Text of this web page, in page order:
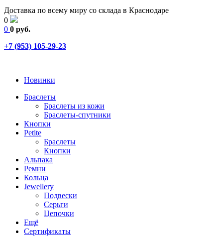
Доставка по всему миру со склада в Краснодаре
0
0 0 руб.
+7 (953) 105-29-23
Новинки
Браслеты
Браслеты из кожи
Браслеты-спутники
Кнопки
Petite
Браслеты
Кнопки
Альпака
Ремни
Кольца
Jewellery
Подвески
Серьги
Цепочки
Ещё
Сертификаты